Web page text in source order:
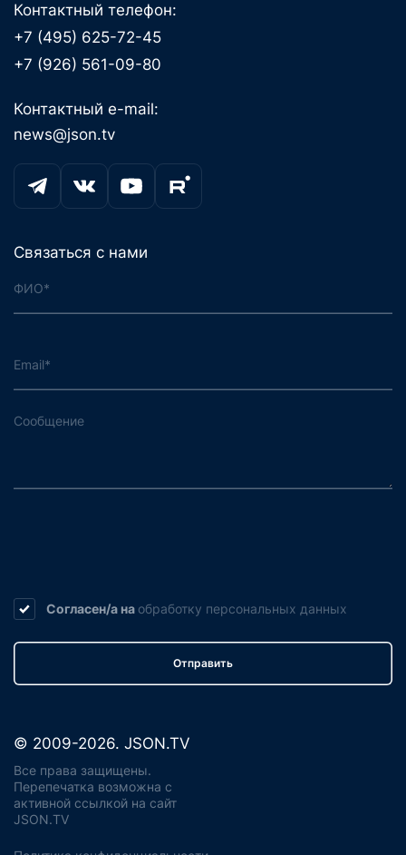
Контактный телефон:
+7 (495) 625-72-45
+7 (926) 561-09-80
Контактный e-mail:
news@json.tv
Связаться с нами
Согласен/а на обработку персональных данных
Отправить
© 2009-2026. JSON.TV
Все права защищены.
Перепечатка возможна с
активной ссылкой на сайт
JSON.TV